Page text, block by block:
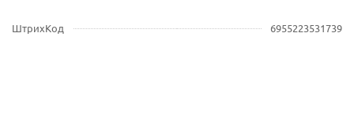
ШтрихКод 6955223531739